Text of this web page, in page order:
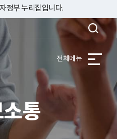
정부 누리집입니다.
전체메뉴
통